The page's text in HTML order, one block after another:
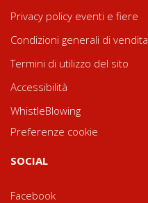
Privacy policy eventi e fiere
Condizioni generali di vendita
Termini di utilizzo del sito
Accessibilità
WhistleBlowing
Preferenze cookie
SOCIAL
Facebook